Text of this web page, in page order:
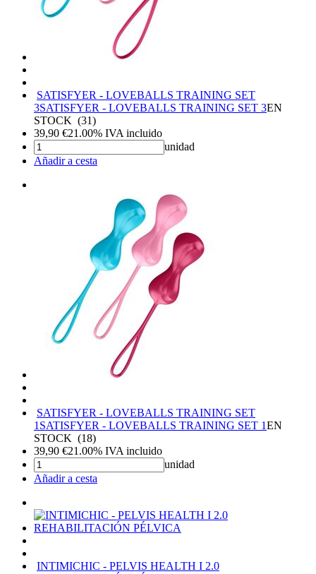
SATISFYER - LOVEBALLS TRAINING SET
3SATISFYER - LOVEBALLS TRAINING SET 3EN
STOCK (31)
39,90 €21.00% IVA incluido
unidad
Añadir a cesta
SATISFYER - LOVEBALLS TRAINING SET
1 SATISFYER - LOVEBALLS TRAINING SET 1EN
STOCK (18)
39,90 €21.00% IVA incluido
unidad
Añadir a cesta
INTIMICHIC - PELVIS HEALTH I 2.0